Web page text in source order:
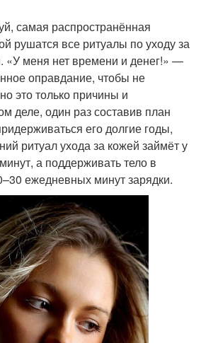
самая распространённая
рушатся все ритуалы по уходу за
«У меня нет времени и денег!» —
оправдание, чтобы не
это только причины и
деле, один раз составив план
его долгие годы,
ритуал ухода за кожей займёт у
а поддерживать тело в
ежедневных минут зарядки.